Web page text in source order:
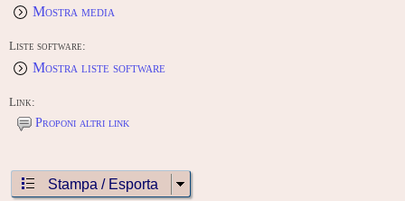
Mostra media
Liste software:
Mostra liste software
Link:
Proponi altri link
Stampa / Esporta